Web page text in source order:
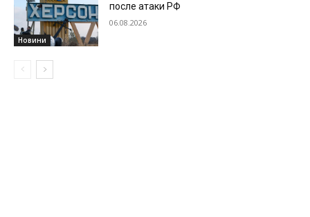
Новини
после атаки РФ
06.08.2026